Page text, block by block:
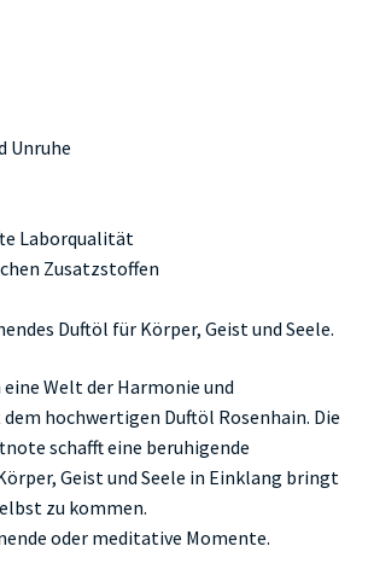
Unruhe
Laborqualität
Zusatzstoffen
Duftöl für Körper, Geist und Seele.
eine Welt der Harmonie und
hochwertigen Duftöl Rosenhain. Die
schafft eine beruhigende
Geist und Seele in Einklang bringt
zu kommen.
oder meditative Momente.